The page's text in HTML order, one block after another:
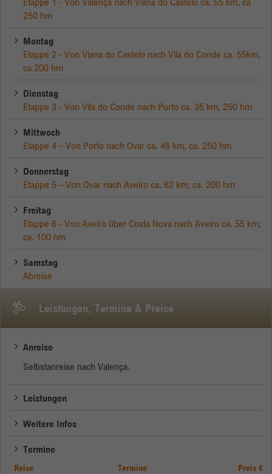
250 hm
Montag
Etappe 2 - Von Viana do Castelo nach Vila do Conde ca. 55km,
ca 200 hm
Dienstag
Etappe 3 - Von Vila do Conde nach Porto ca. 35 km, 250 hm
Mittwoch
Etappe 4 – Von Porto nach Ovar ca. 48 km, ca. 250 hm
Donnerstag
Etappe 5 – Von Ovar nach Aveiro ca. 62 km; ca. 200 hm
Freitag
Etappe 6 - Von Aveiro über Costa Nova nach Aveiro ca. 55 km;
ca. 100 hm
Samstag
Abreise
Leistungen, Termine & Preise
Anreise
Selbstanreise nach Valença.
Leistungen
Weitere Infos
Termine
Reise Termine Preis €